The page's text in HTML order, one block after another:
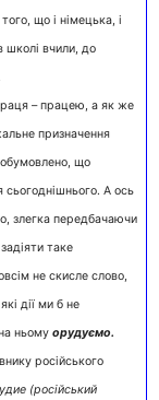
що і німецька, і
школі вчили, до
– працею, а як же
призначення
що
А ось
злегка передбачаючи
таке
не скисле слово,
дії ми б не
ньомуорудуємо.
російського
(російський